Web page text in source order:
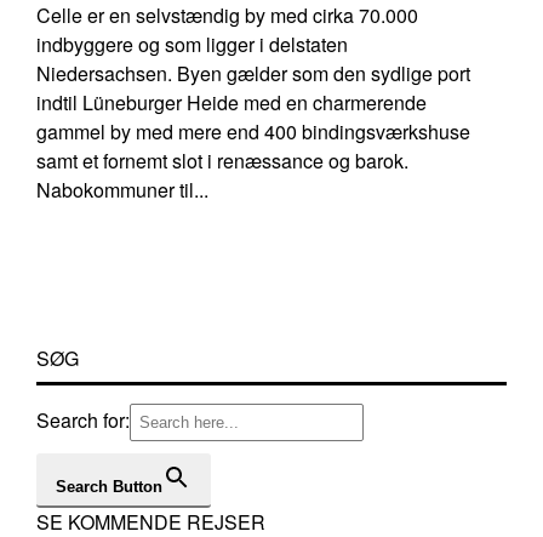
Celle er en selvstændig by med cirka 70.000
indbyggere og som ligger i delstaten
Niedersachsen. Byen gælder som den sydlige port
indtil Lüneburger Heide med en charmerende
gammel by med mere end 400 bindingsværkshuse
samt et fornemt slot i renæssance og barok.
Nabokommuner til...
SØG
Search for:
Search Button
SE KOMMENDE REJSER